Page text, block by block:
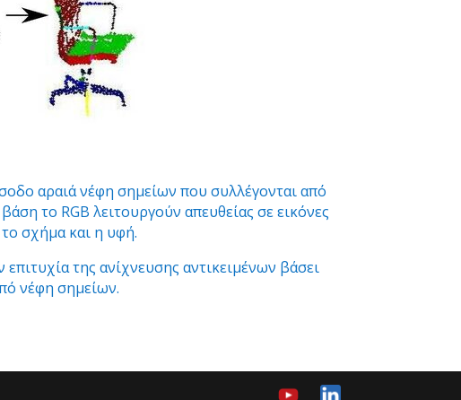
αραιά νέφη σημείων που συλλέγονται από
το RGB λειτουργούν απευθείας σε εικόνες
σχήμα και η υφή.
της ανίχνευσης αντικειμένων βάσει
νέφη σημείων.